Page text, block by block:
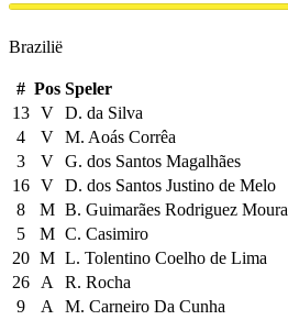
Brazilië
# Pos Speler
13 V D. da Silva
4
V M. Aoás Corrêa
3
V G. dos Santos Magalhães
16 V D. dos Santos Justino de Melo
8
M B. Guimarães Rodriguez Moura
5
M C. Casimiro
20 M L. Tolentino Coelho de Lima
26
A R. Rocha
9
A M. Carneiro Da Cunha